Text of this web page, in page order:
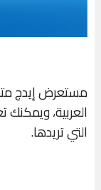
مستعرض إيدج
العربية،
التي تريدها.